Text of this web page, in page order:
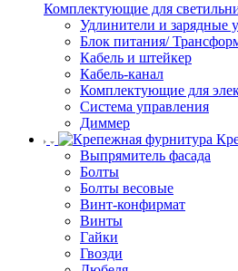
Комплектующие для
Удлинители и зарядные
Блок питания/
Кабель и штейкер
Кабель-канал
Комплектующие для
Система управления
Диммер
Выпрямитель фасада
Болты
Болты весовые
Винт-конфирмат
Винты
Гайки
Гвозди